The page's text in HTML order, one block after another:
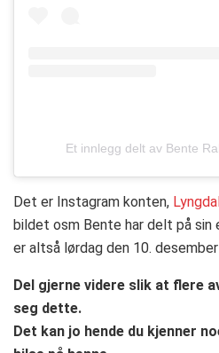
Et innlegg delt av Bente
Det er Instagram konten,
bildet osm Bente har delt på sin
er altså lørdag den 10.
Del gjerne videre slik at flere
seg dette.
Det kan jo hende du kjenner